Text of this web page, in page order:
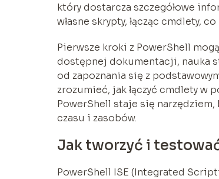
który dostarcza szczegółowe
własne skrypty, łącząc cmdlety,
Pierwsze kroki z PowerShell
dostępnej dokumentacji, nauka
od zapoznania się z
zrozumieć, jak łączyć cmdlety w
PowerShell staje się
czasu i zasobów.
Jak tworzyć i
PowerShell ISE (Integrated